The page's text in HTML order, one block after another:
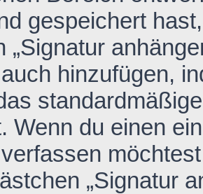
gespeichert
„Signatur
hinzufügen,
Wenn du einen
„Signatur